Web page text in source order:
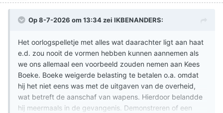
Op 8-7-2026 om 13:34 zei IKBENANDERS:
Het oorlogspelletje met alles wat daarachter ligt aan haat
e.d. zou nooit de vormen hebben kunnen aannemen als
we ons allemaal een voorbeeld zouden nemen aan Kees
Boeke. Boeke weigerde belasting te betalen o.a. omdat
hij het niet eens was met de uitgaven van de overheid,
wat betreft de aanschaf van wapens. Hierdoor belandde
hij meermaals in de gevangenis. Demonstreren of een